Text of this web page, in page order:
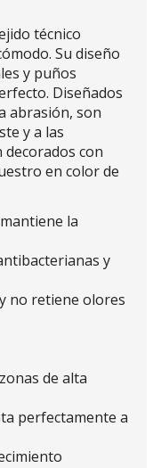
técnico
Su diseño
y puños
Diseñados
abrasión, son
y a las
decorados con
en color de
la
y
no retiene olores
de alta
perfectamente a